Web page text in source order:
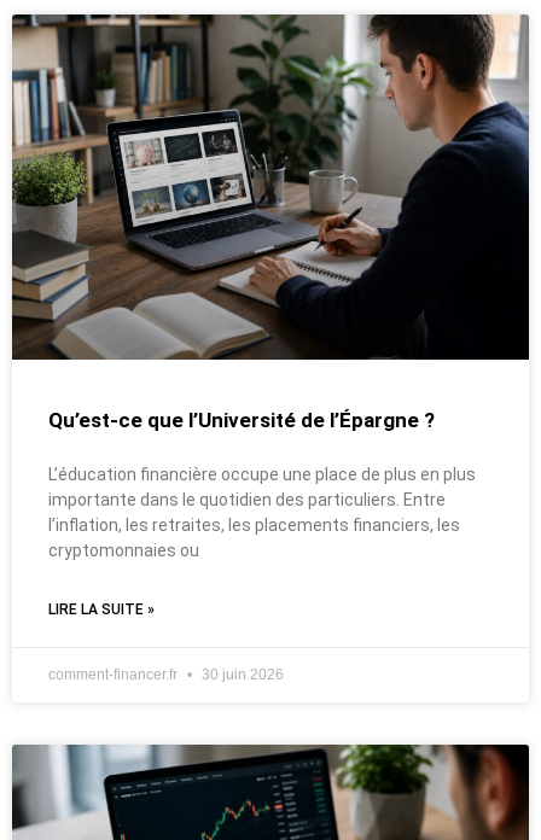
Qu’est-ce que l’Université de l’Épargne ?
L’éducation financière occupe une place de plus en plus
importante dans le quotidien des particuliers. Entre
l’inflation, les retraites, les placements financiers, les
cryptomonnaies ou
LIRE LA SUITE »
comment-financer.fr 30 juin 2026